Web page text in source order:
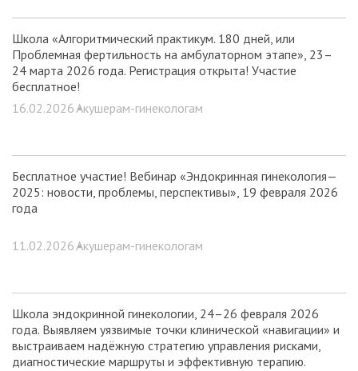
Школа «Алгоритмический практикум. 180 дней, или
Проблемная фертильность на амбулаторном этапе», 23–
24 марта 2026 года. Регистрация открыта! Участие
бесплатное!
16.02.2026 •Акушерам-гинекологам
Бесплатное участие! Вебинар «Эндокринная гинекология—
2025: новости, проблемы, перспективы», 19 февраля 2026
года
11.02.2026 •Акушерам-гинекологам
Школа эндокринной гинекологии, 24–26 февраля 2026
года. Выявляем уязвимые точки клинической «навигации» и
выстраиваем надёжную стратегию управления рисками,
диагностические маршруты и эффективную терапию.